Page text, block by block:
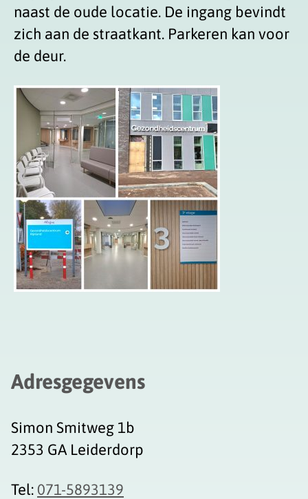
naast de oude locatie. De ingang bevindt
zich aan de straatkant. Parkeren kan voor
de deur.
Adresgegevens
Simon Smitweg 1b
2353 GA Leiderdorp
Tel: 071-5893139